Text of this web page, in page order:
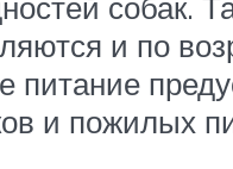
и по
питание
и пожилых